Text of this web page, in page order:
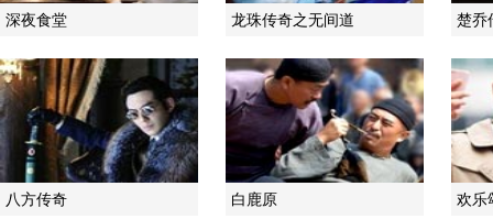
深夜食堂 龙珠传奇之无间道 楚乔
八方传奇 白鹿原 欢乐